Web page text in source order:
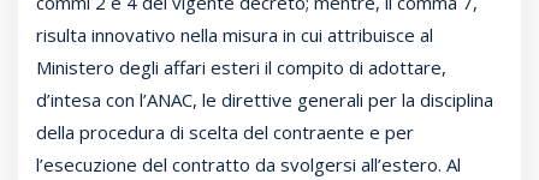
risulta innovativo nella misura in cui attribuisce al
Ministero degli affari esteri il compito di adottare,
d’intesa con l’ANAC, le direttive generali per la disciplina
della procedura di scelta del contraente e per
l’esecuzione del contratto da svolgersi all’estero. Al